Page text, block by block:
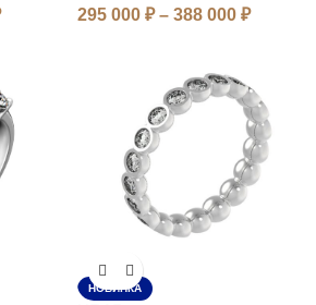
295 000 ₽ – 388 000 ₽
НОВИНКА